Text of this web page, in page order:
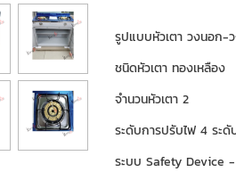
รูปแบบหัวเตา วงนอก-ว
ชนิดหัวเตา ทองเหลือง
จำนวนหัวเตา 2
ระดับการปรับไฟ 4 ระดั
ระบบ Safety Device -